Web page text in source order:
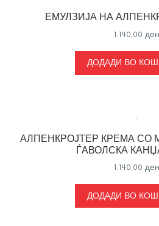
ЕМУЛЗИЈА НА
1.140,00 ден
ДОДАДИ ВО
АЛПЕНКРОЈТЕР КРЕМА СО
ЃАВОЛСКА
1.140,00 ден
ДОДАДИ ВО